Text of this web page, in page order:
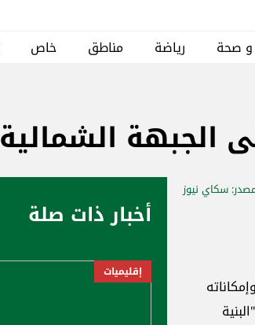
و صحة رياضة مناطق خاص
الجبهة الشمالية
: سكاي نيوز
أخبار ذات صلة
إقليميات